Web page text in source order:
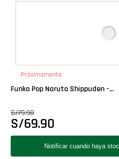
Gift Cards
Llaveros Pop
Próximamente
Funko Pop Naruto Shippuden -...
S/79.90
S/69.90